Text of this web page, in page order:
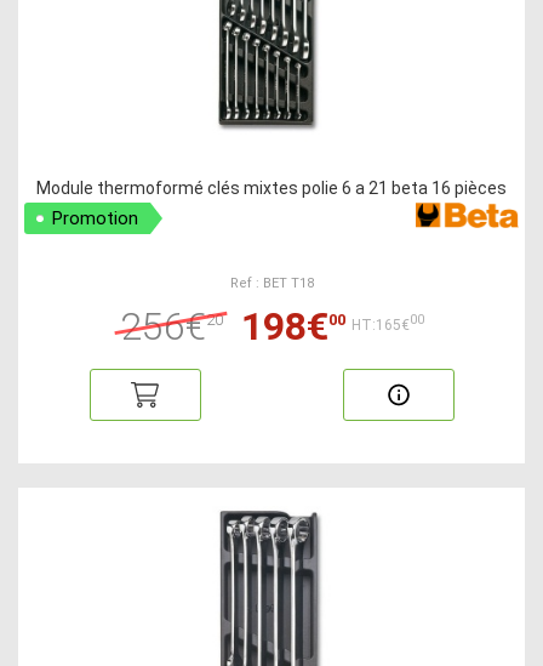
Module thermoformé clés mixtes polie 6 a 21 beta 16 pièces
Promotion
Ref : BET T18
256€20 198€00 HT:165€00